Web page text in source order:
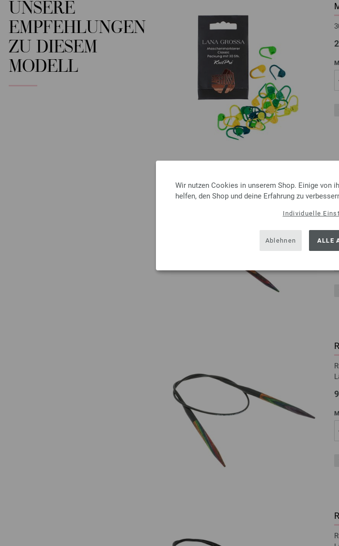
Wir nutzen Cookies in unserem Shop. Einige von
helfen, den Shop und deine Erfahrung zu
Individuelle
Ablehnen ALLE
UNSERE
EMPFEHLUNGEN
ZU DIESEM
MODELL